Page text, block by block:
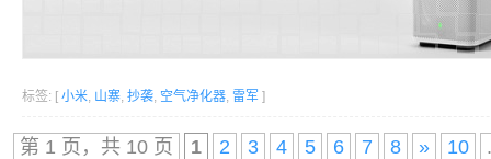
标签: [ 小米, 山寨, 抄袭, 空气净化器, 雷军 ]
第 1 页，共 10 页 1 2 3 4 5 6 7 8 » 10